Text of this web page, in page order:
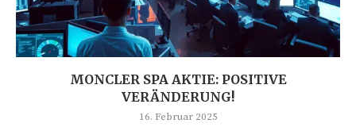
MONCLER SPA AKTIE: POSITIVE
VERÄNDERUNG!
16. Februar 2025